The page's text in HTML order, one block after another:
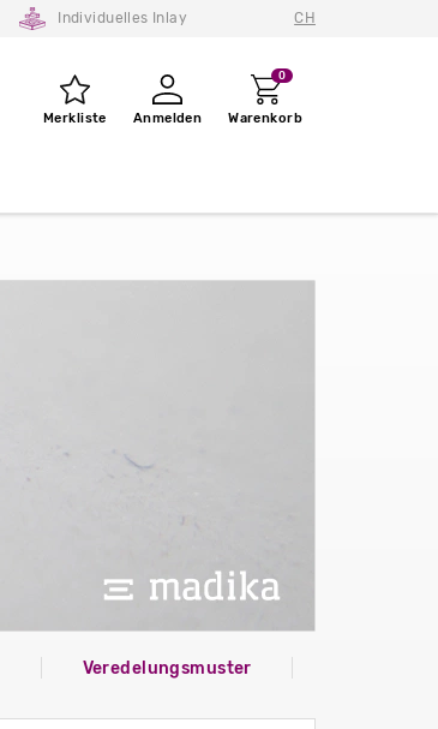
Individuelles Inlay CH
Merkliste Anmelden
0
Warenkorb
Veredelungsmuster